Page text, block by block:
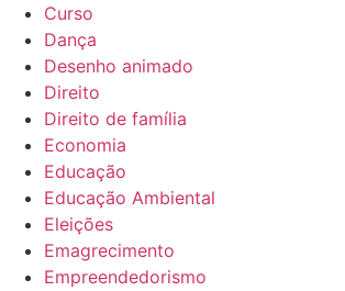
Curso
Dança
Desenho animado
Direito
Direito de família
Economia
Educação
Educação Ambiental
Eleições
Emagrecimento
Empreendedorismo